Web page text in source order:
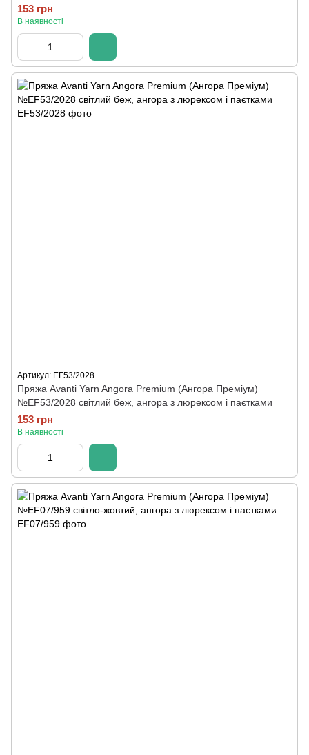
153 грн
В наявності
Артикул: EF53/2028
Пряжа Avanti Yarn Angora Premium (Ангора Преміум)
№EF53/2028 світлий беж, ангора з люрексом і паєтками
153 грн
В наявності